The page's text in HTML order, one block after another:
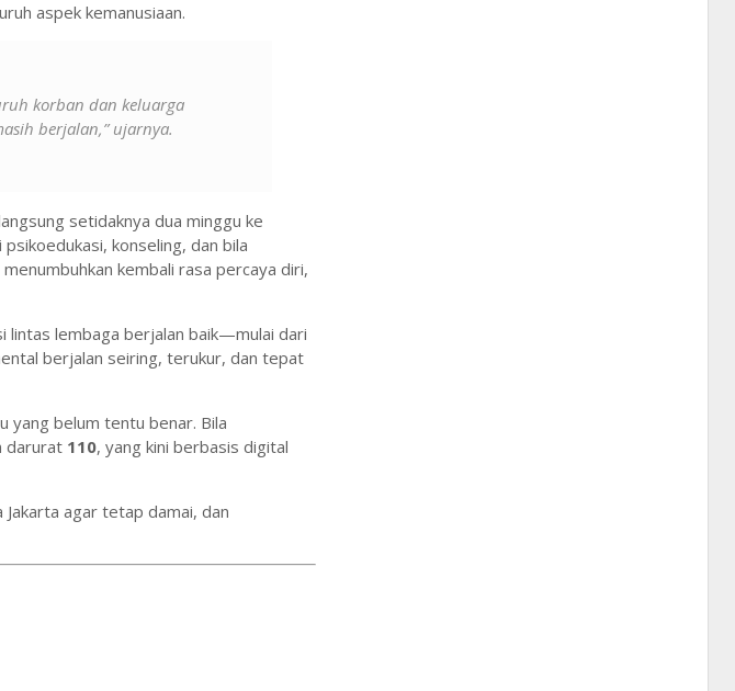
aspek kemanusiaan.
korban dan keluarga
berjalan,” ujarnya.
setidaknya dua minggu ke
konseling, dan bila
kembali rasa percaya diri,
lintas lembaga berjalan baik—mulai dari
berjalan seiring, terukur, dan tepat
yang belum tentu benar. Bila
darurat 110, yang kini berbasis digital
agar tetap damai, dan